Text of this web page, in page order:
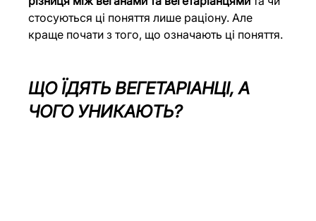
стосуються ці поняття лише раціону. Але
краще почати з того, що означають ці поняття.
ЩО ЇДЯТЬ ВЕГЕТАРІАНЦІ, А
ЧОГО УНИКАЮТЬ?